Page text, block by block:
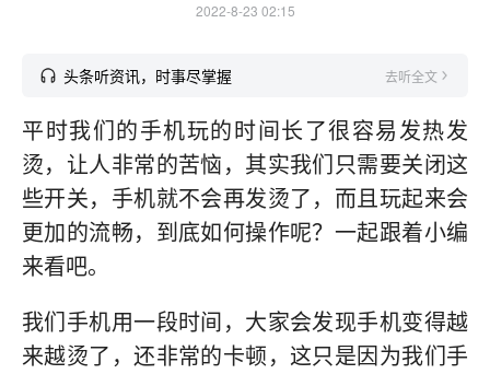
2022-8-23 02:15
头条听资讯，时事尽掌握 去听全文
平时我们的手机玩的时间长了很容易发热发
烫，让人非常的苦恼，其实我们只需要关闭这
些开关，手机就不会再发烫了，而且玩起来会
更加的流畅，到底如何操作呢？一起跟着小编
来看吧。
我们手机用一段时间，大家会发现手机变得越
来越烫了，还非常的卡顿，这只是因为我们手